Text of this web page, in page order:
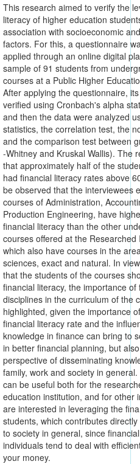
This research aimed to verify the
literacy of higher education
association with socioeconomic
factors. For this, a questionnaire
applied through an online digital
sample of 91 students from
courses at a Public Higher
After applying the questionnaire,
verified using Cronbach's alpha
and then the data were analyzed
statistics, the correlation test, the
and the comparison test between
-Whitney and Kruskal Wallis). The
that approximately half of the
had financial literacy rates above
be observed that the interviewees
courses of Administration,
Production Engineering, have
financial literacy than the other
courses offered at the Researched
which also have courses in the
sciences, exact and natural. In
that the students of the courses
financial literacy, the importance of
disciplines in the curriculum of the
highlighted, given the importance
financial literacy rate and the
knowledge in finance can bring to
in better financial planning, but
perspective of disseminating
family, work and society in
can be useful both for the
education institution, and for other
are interested in leveraging the
students, which contributes
to society in general, since
individuals tend to deal with
your money.